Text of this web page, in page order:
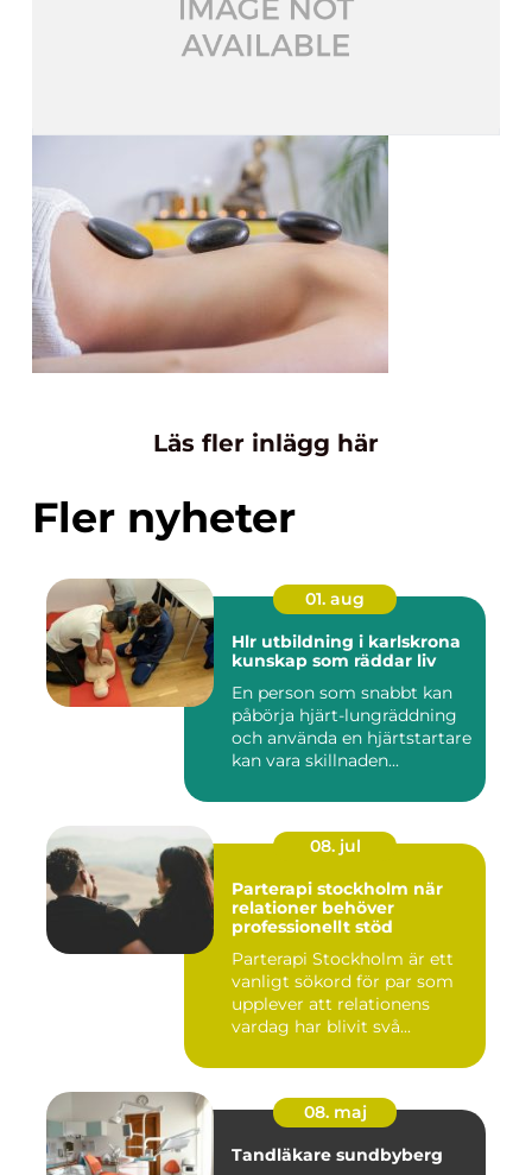
Läs fler inlägg här
Fler nyheter
01. aug
Hlr utbildning i karlskrona
kunskap som räddar liv
En person som snabbt kan
påbörja hjärt-lungräddning
och använda en hjärtstartare
kan vara skillnaden...
08. jul
Parterapi stockholm när
relationer behöver
professionellt stöd
Parterapi Stockholm är ett
vanligt sökord för par som
upplever att relationens
vardag har blivit svå...
08. maj
Tandläkare sundbyberg